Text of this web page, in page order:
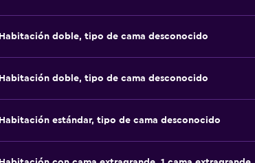
Habitación doble, tipo de cama desconocido
Habitación doble, tipo de cama desconocido
Habitación estándar, tipo de cama desconocido